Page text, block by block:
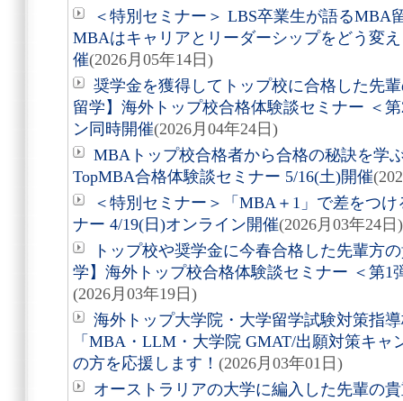
＜特別セミナー＞ LBS卒業生が語る
MBAはキャリアとリーダーシップをどう変
催(2026月05年14日)
奨学金を獲得してトップ校に合格した先
留学】海外トップ校合格体験談セミナー ＜
ン同時開催(2026月04年24日)
MBAトップ校合格者から合格の秘訣を学
TopMBA合格体験談セミナー 5/16(土)開催
＜特別セミナー＞「MBA＋1」で差をつけ
ナー 4/19(日)オンライン開催(2026月03年24日)
トップ校や奨学金に今春合格した先輩方
学】海外トップ校合格体験談セミナー ＜第1
(2026月03年19日)
海外トップ大学院・大学留学試験対策指
「MBA・LLM・大学院 GMAT/出願対策キ
の方を応援します！ (2026月03年01日)
オーストラリアの大学に編入した先輩の